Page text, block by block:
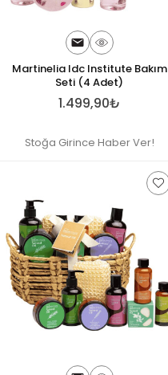
Martinelia Idc Institute Bakım
Seti (4 Adet)
1.499,90₺
Stoğa Girince Haber Ver!